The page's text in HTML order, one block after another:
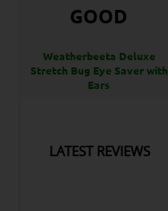
GOOD
Weatherbeeta Deluxe
Stretch Bug Eye Saver with
Ears
LATEST REVIEWS